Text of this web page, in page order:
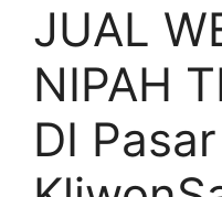
JUAL
NIPAH
DI Pasar